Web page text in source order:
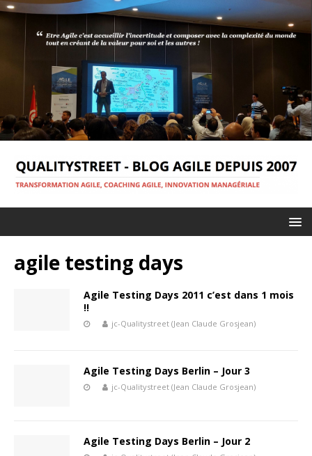
agile testing days
Agile Testing Days 2011 c’est dans 1 mois
!!
jc-Qualitystreet (Jean Claude Grosjean)
Agile Testing Days Berlin – Jour 3
jc-Qualitystreet (Jean Claude Grosjean)
Agile Testing Days Berlin – Jour 2